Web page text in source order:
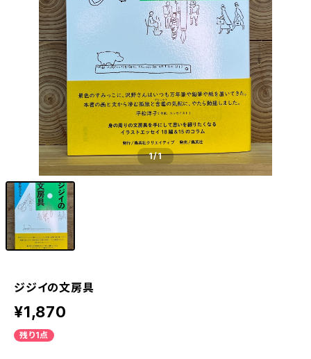
1/1
ジジイの文房具
¥1,870
残り1点